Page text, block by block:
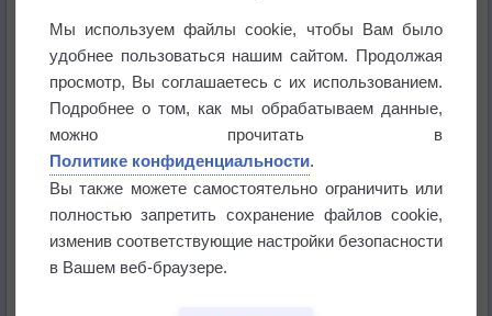
Погода в Краснодаре 6 августа
Погода в Санкт-Петербурге 6 августа
Погода в Москве 6 августа
Июль в России стал самым тёплым за всю
Мы используем файлы cookie, чтобы Вам было
удобнее пользоваться нашим сайтом. Продолжая
просмотр, Вы соглашаетесь с их использованием.
Подробнее о том, как мы обрабатываем данные,
можно прочитать в
Политике конфиденциальности.
Вы также можете самостоятельно ограничить или
полностью запретить сохранение файлов cookie,
изменив соответствующие настройки безопасности
в Вашем веб-браузере.